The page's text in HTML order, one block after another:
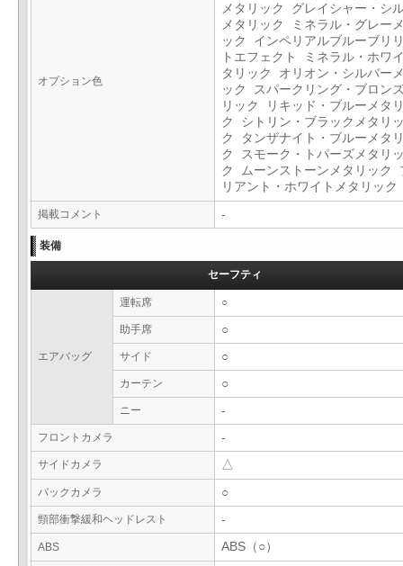
オプション色
メタリック グレイシャー・シ
メタリック ミネラル・グレー
ック インペリアルブルーブリ
トエフェクト ミネラル・ホワ
タリック オリオン・シルバー
ック スパークリング・ブロン
リック リキッド・ブルーメタ
ク シトリン・ブラックメタリ
ク タンザナイト・ブルーメタ
ク スモーク・トパーズメタリ
ク ムーンストーンメタリック
リアント・ホワイトメタリッ
掲載コメント -
装備
セーフティ
エアバッグ
運転席 ○
助手席 ○
サイド ○
カーテン ○
ニー -
フロントカメラ -
サイドカメラ △
バックカメラ ○
頸部衝撃緩和ヘッドレスト -
ABS ABS（○）